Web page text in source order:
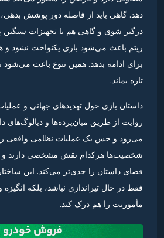
دهد. گاهی باید از فاصله دور پوشش
درگیر شوی و گاهی هم با تجهیزات سنگین
ریتم باعث می‌شود بازی یکنواخت نشود و
برای ادامه بدهد. همین تنوع باعث
تازه بماند.
داستان بازی حول تهدیدهای جهانی و
روایت از طریق میان‌پرده‌ها و دیالوگ‌های
می‌رود و حس یک عملیات نظامی واقعی را
شخصیت‌ها هرکدام نقش مشخصی دارند و
فضای داستان را جدی‌تر می‌کند. این
فقط در حال تیراندازی نباشد، بلکه
مأموریت را هم درک کند.